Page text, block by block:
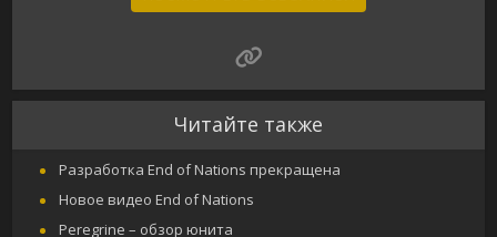
Читайте также
Разработка End of Nations прекращена
Новое видео End of Nations
Peregrine – обзор юнита